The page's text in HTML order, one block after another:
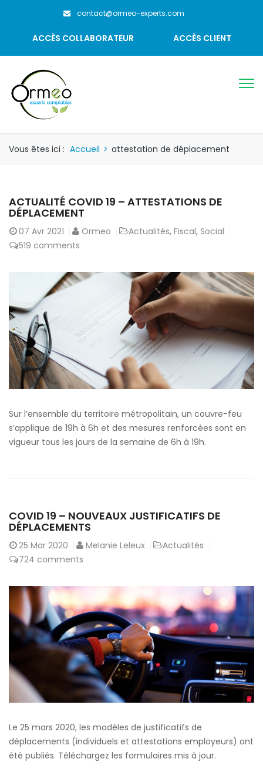
contact@ormeo-experts.com
ACCÈS COLLABORATEUR ACCÈS CLIENT
Vous êtes ici : Accueil > attestation de déplacement
ACTUALITÉ COVID 19 – ATTESTATIONS DE
DÉPLACEMENT
07 Avr 2021 Ormeo Actualités, Fiscal, Social
519 comments
Sur l’ensemble du territoire métropolitain, un couvre-feu
s’applique de 19h à 6h et des mesures renforcées sont en
vigueur tous les jours de la semaine de 6h à 19h.
COVID 19 – NOUVEAUX JUSTIFICATIFS DE
DÉPLACEMENTS
25 Mar 2020 Melanie Leleux
Actualités
724 comments
Le 25 mars 2020, les modèles de justificatifs de
déplacements (individuels et attestations employeurs) ont
été publiés. Téléchargez les formulaires mis à jour.